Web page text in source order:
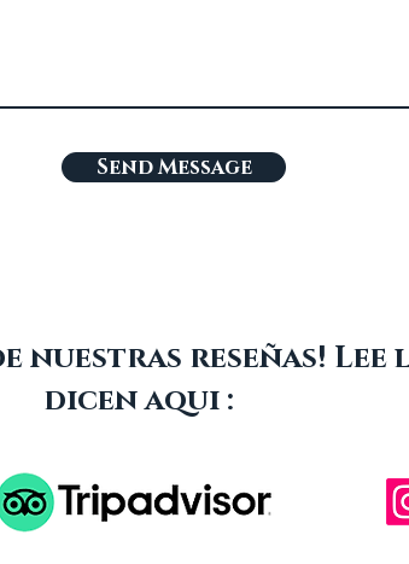
Send Message
nuestras reseñas! Lee
dicen aqui :